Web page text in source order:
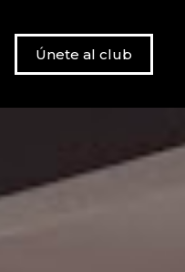
Únete al club